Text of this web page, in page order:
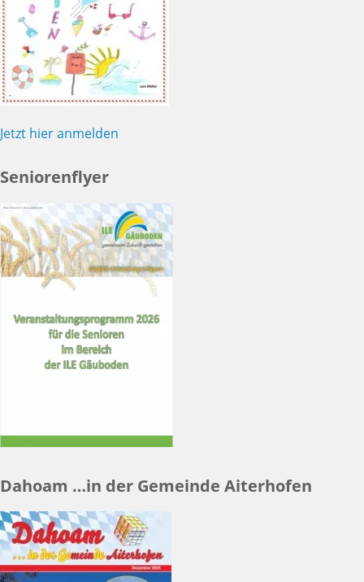
Jetzt hier anmelden
Seniorenflyer
Dahoam …in der Gemeinde Aiterhofen